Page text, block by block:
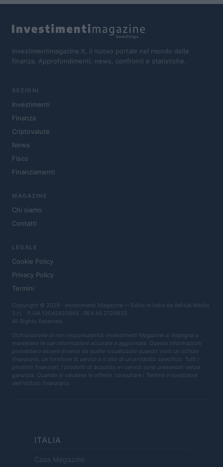
Investimentimagazine.it, il nuovo portale nel mondo della
finanza. Approfondimenti, news, confronti e statistiche.
SEZIONI
Investimenti
Finanza
Criptovalute
News
Fisco
Finanziamenti
MAGAZINE
Chi siamo
Contatti
LEGALE
Cookie Policy
Privacy Policy
Termini
Copyright © 2026 · Investimenti Magazine — Edito in Italia da AdHub Media
S.r.l. · P.IVA 13542920965 · REA MI 2729933
All Rights Reserved
Dichiarazione di non responsabilità: Investimenti Magazine si impegna a
mantenere le sue informazioni accurate e aggiornate. Queste informazioni
potrebbero essere diverse da quelle visualizzate quando visiti un istituto
finanziario, un fornitore di servizi o il sito di un prodotto specifico. Tutti i
prodotti finanziari, i prodotti di acquisto e i servizi sono presentati senza
garanzia. Quando si valutano le offerte, consultare i Termini e condizioni
dell'istituto finanziario.
ITALIA
Casa Magazine